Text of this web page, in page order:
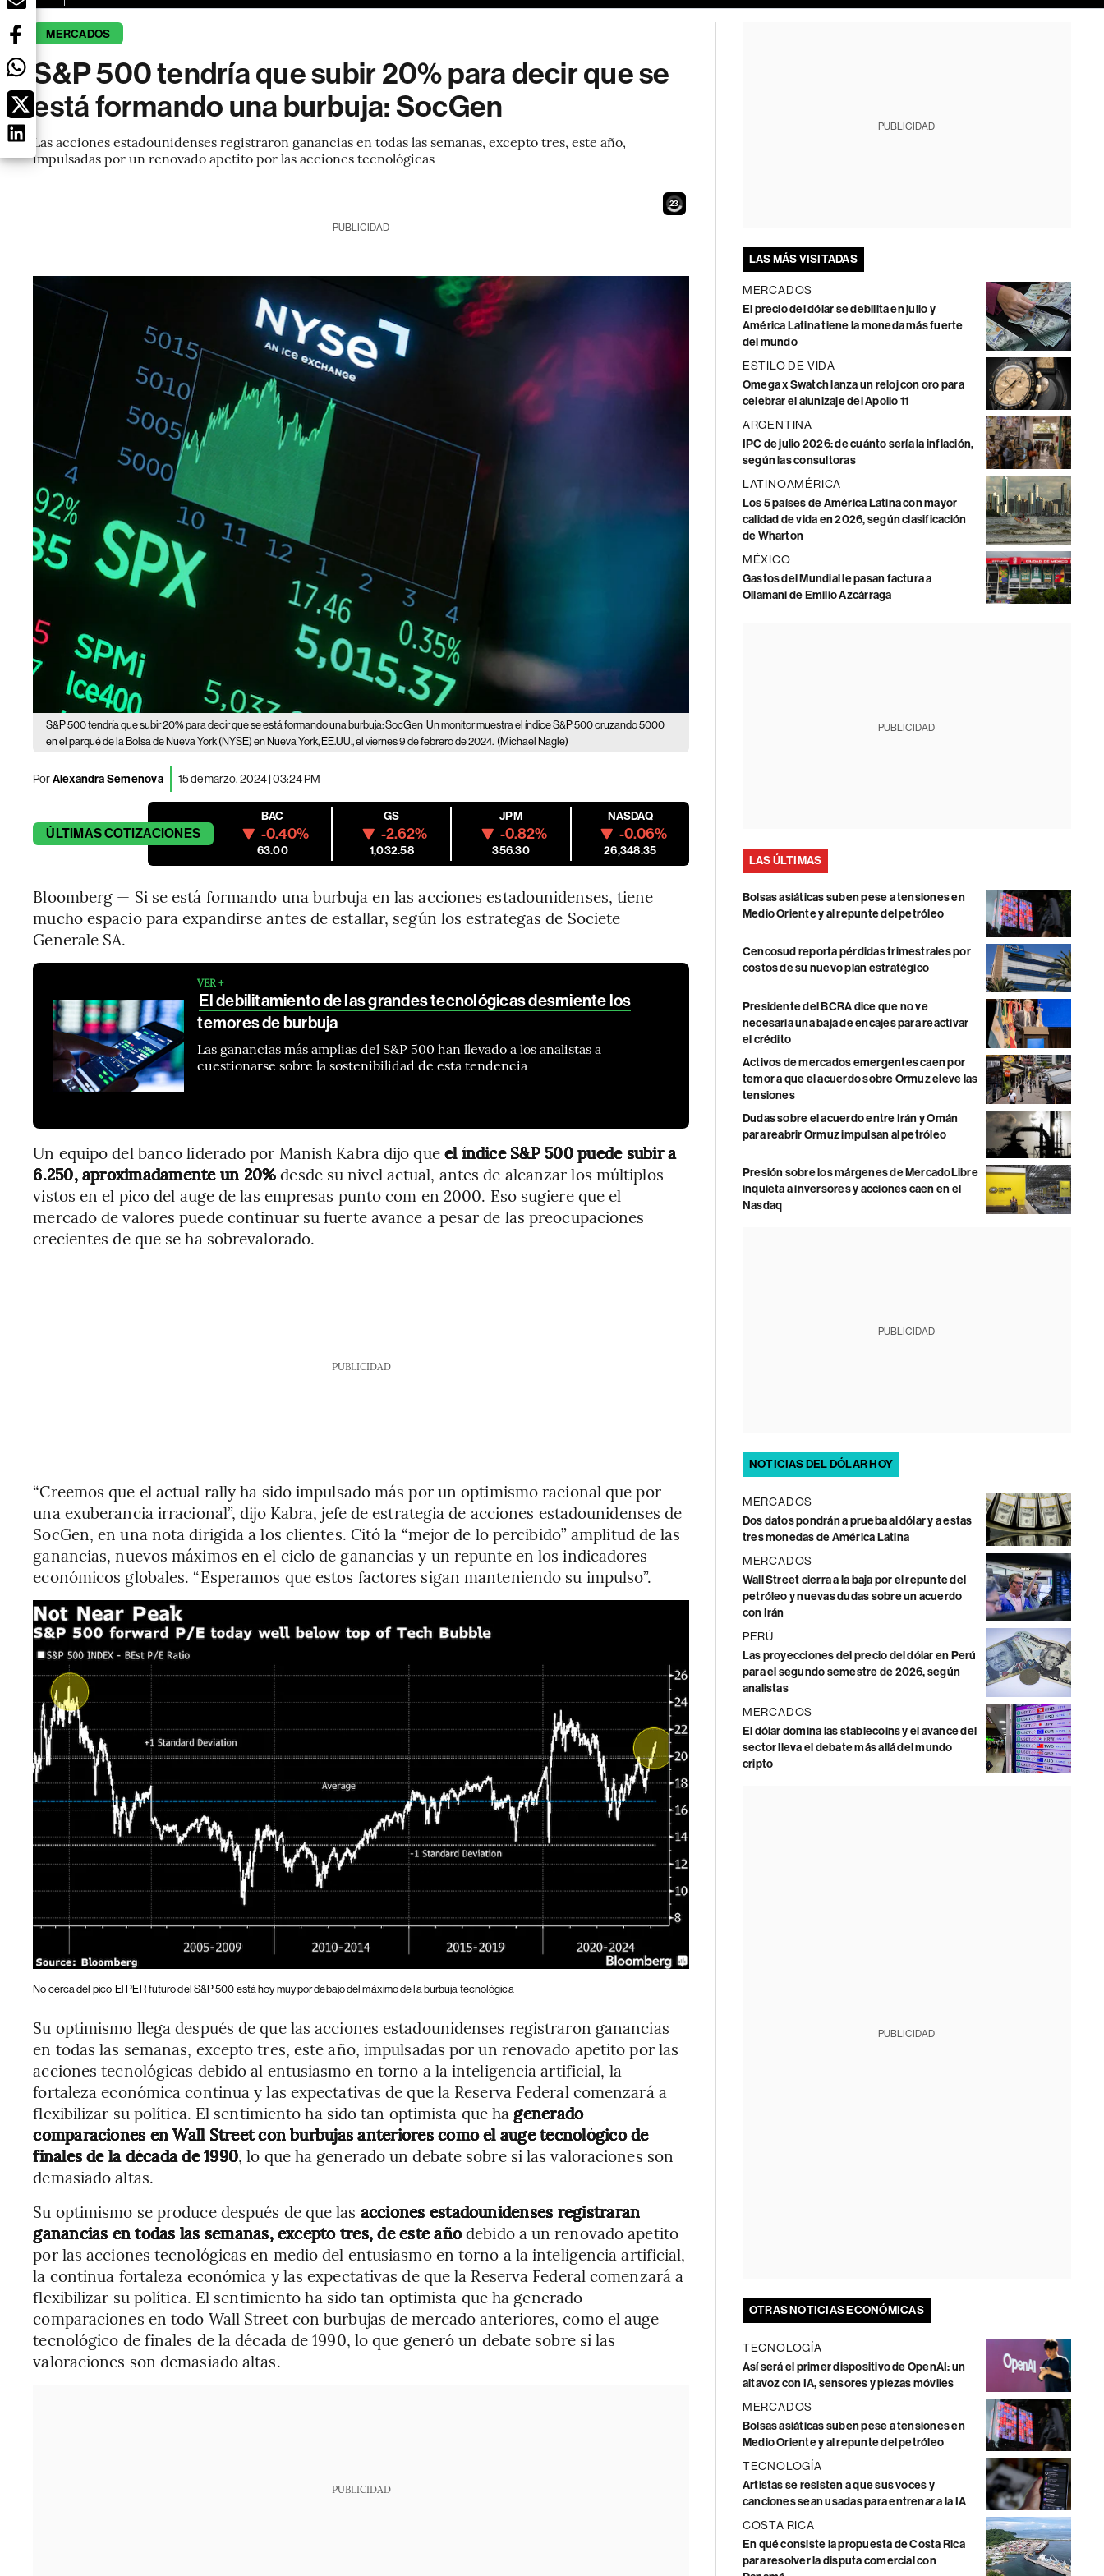
MERCADOS
S&P 500 tendría que subir 20% para decir que se
está formando una burbuja: SocGen
Las acciones estadounidenses registraron ganancias en todas las semanas, excepto tres, este año,
impulsadas por un renovado apetito por las acciones tecnológicas
21
PUBLICIDAD
S&P 500 tendría que subir 20% para decir que se está formando una burbuja: SocGen Un monitor muestra el índice S&P 500 cruzando 5000
en el parqué de la Bolsa de Nueva York (NYSE) en Nueva York, EE.UU., el viernes 9 de febrero de 2024. (Michael Nagle)
PorAlexandra Semenova 15 de marzo, 2024 | 03:24 PM
ÚLTIMASCOTIZACIONES
BAC
-0.40%
63.00
GS
-2.62%
1,032.58
JPM
-0.82%
356.30
NASDAQ
-0.06%
26,348.35
Bloomberg — Si se está formando una burbuja en las acciones estadounidenses, tiene
mucho espacio para expandirse antes de estallar, según los estrategas de Societe
Generale SA.
VER +
El debilitamiento de las grandes tecnológicas desmiente los
temores de burbuja
Las ganancias más amplias del S&P 500 han llevado a los analistas a
cuestionarse sobre la sostenibilidad de esta tendencia
Un equipo del banco liderado por Manish Kabra dijo queel índice S&P 500 puede subir a
6.250, aproximadamente un 20%desde su nivel actual, antes de alcanzar los múltiplos
vistos en el pico del auge de las empresas punto com en 2000. Eso sugiere que el
mercado de valores puede continuar su fuerte avance a pesar de las preocupaciones
crecientes de que se ha sobrevalorado.
PUBLICIDAD
“Creemos que el actual rally ha sido impulsado más por un optimismo racional que por
una exuberancia irracional”, dijo Kabra, jefe de estrategia de acciones estadounidenses de
SocGen, en una nota dirigida a los clientes. Citó la “mejor de lo percibido” amplitud de las
ganancias, nuevos máximos en el ciclo de ganancias y un repunte en los indicadores
económicos globales. “Esperamos que estos factores sigan manteniendo su impulso”.
No cerca del pico El PER futuro del S&P 500 está hoy muy por debajo del máximo de la burbuja tecnológica
Su optimismo llega después de que las acciones estadounidenses registraron ganancias
en todas las semanas, excepto tres, este año, impulsadas por un renovado apetito por las
acciones tecnológicas debido al entusiasmo en torno a la inteligencia artificial, la
fortaleza económica continua y las expectativas de que la Reserva Federal comenzará a
flexibilizar su política. El sentimiento ha sido tan optimista que ha generado
comparaciones en Wall Street con burbujas anteriores como el auge tecnológico de
finales de la década de 1990, lo que ha generado un debate sobre si las valoraciones son
demasiado altas.
Su optimismo se produce después de que las acciones estadounidenses registraran
ganancias en todas las semanas, excepto tres, de este añodebido a un renovado apetito
por las acciones tecnológicas en medio del entusiasmo en torno a la inteligencia artificial,
la continua fortaleza económica y las expectativas de que la Reserva Federal comenzará a
flexibilizar su política. El sentimiento ha sido tan optimista que ha generado
comparaciones en todo Wall Street con burbujas de mercado anteriores, como el auge
tecnológico de finales de la década de 1990, lo que generó un debate sobre si las
valoraciones son demasiado altas.
PUBLICIDAD
PUBLICIDAD
LAS MÁS VISITADAS
MERCADOS
El precio del dólar se debilita en julio y
América Latina tiene la moneda más fuerte
del mundo
ESTILO DE VIDA
Omega x Swatch lanza un reloj con oro para
celebrar el alunizaje del Apollo 11
ARGENTINA
IPC de julio 2026: de cuánto sería la inflación,
según las consultoras
LATINOAMÉRICA
Los 5 países de América Latina con mayor
calidad de vida en 2026, según clasificación
de Wharton
MÉXICO
Gastos del Mundial le pasan factura a
Ollamani de Emilio Azcárraga
PUBLICIDAD
LAS ÚLTIMAS
Bolsas asiáticas suben pese a tensiones en
Medio Oriente y al repunte del petróleo
Cencosud reporta pérdidas trimestrales por
costos de su nuevo plan estratégico
Presidente del BCRA dice que no ve
necesaria una baja de encajes para reactivar
el crédito
Activos de mercados emergentes caen por
temor a que el acuerdo sobre Ormuz eleve las
tensiones
Dudas sobre el acuerdo entre Irán y Omán
para reabrir Ormuz impulsan al petróleo
Presión sobre los márgenes de MercadoLibre
inquieta a inversores y acciones caen en el
Nasdaq
PUBLICIDAD
NOTICIAS DEL DÓLAR HOY
MERCADOS
Dos datos pondrán a prueba al dólar y a estas
tres monedas de América Latina
MERCADOS
Wall Street cierra a la baja por el repunte del
petróleo y nuevas dudas sobre un acuerdo
con Irán
PERÚ
Las proyecciones del precio del dólar en Perú
para el segundo semestre de 2026, según
analistas
MERCADOS
El dólar domina las stablecoins y el avance del
sector lleva el debate más allá del mundo
cripto
PUBLICIDAD
OTRAS NOTICIAS ECONÓMICAS
TECNOLOGÍA
Así será el primer dispositivo de OpenAI: un
altavoz con IA, sensores y piezas móviles
MERCADOS
Bolsas asiáticas suben pese a tensiones en
Medio Oriente y al repunte del petróleo
TECNOLOGÍA
Artistas se resisten a que sus voces y
canciones sean usadas para entrenar a la IA
COSTA RICA
En qué consiste la propuesta de Costa Rica
para resolver la disputa comercial con